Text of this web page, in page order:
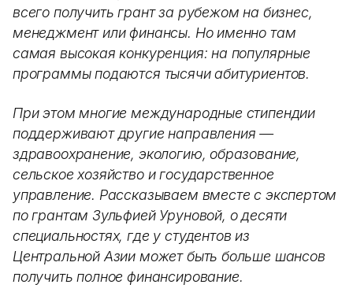
всего получить грант за рубежом на бизнес,
менеджмент или финансы. Но именно там
самая высокая конкуренция: на популярные
программы подаются тысячи абитуриентов.
При этом многие международные стипендии
поддерживают другие направления —
здравоохранение, экологию, образование,
сельское хозяйство и государственное
управление. Рассказываем вместе с экспертом
по грантам Зульфией Уруновой, о десяти
специальностях, где у студентов из
Центральной Азии может быть больше шансов
получить полное финансирование.